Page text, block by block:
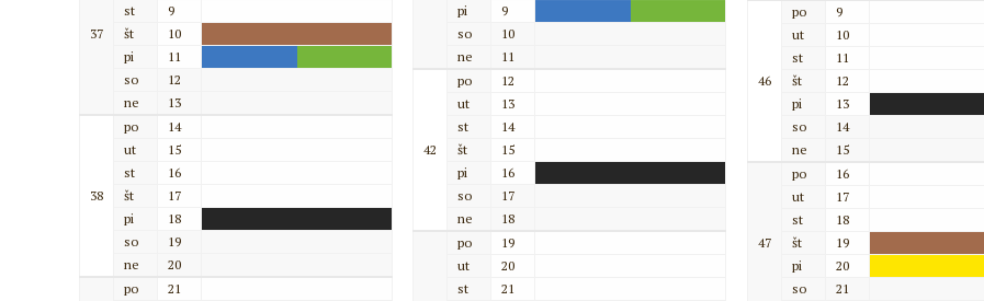
37
st
9
št
10
pi
11
so
12
ne
13
38
po
14
ut
15
st
16
št
17
pi
18
so
19
ne
20
po
21
pi
9
so
10
ne
11
42
po
12
ut
13
st
14
št
15
pi
16
so
17
ne
18
po
19
ut
20
st
21
46
po
9
ut
10
st
11
št
12
pi
13
so
14
ne
15
47
po
16
ut
17
st
18
št
19
pi
20
so
21